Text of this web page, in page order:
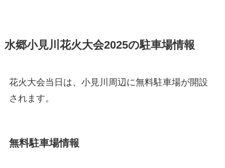
水郷小見川花火大会2025の駐車場情報
花火大会当日は、小見川周辺に無料駐車場が開設
されます。
無料駐車場情報